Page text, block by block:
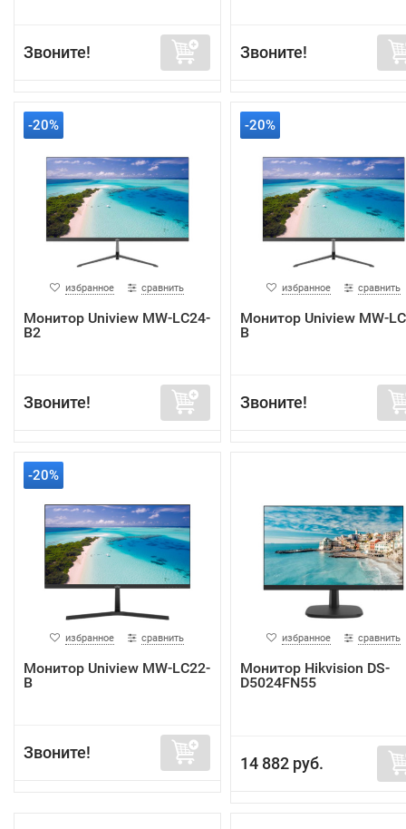
Звоните! Звоните!
-20%
избранное сравнить
Монитор Uniview MW-LC24-
B2
Звоните!
-20%
избранное сравнить
Монитор Uniview MW-
B
Звоните!
-20%
избранное сравнить
Монитор Uniview MW-LC22-
B
Звоните!
избранное сравнить
Монитор Hikvision DS-
D5024FN55
14 882 руб.